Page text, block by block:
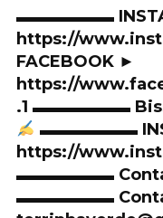
▬▬▬▬▬▬
https://
FACEBOOK ►
https://
.1 ▬▬▬▬▬▬
▬▬▬▬▬▬
https://
▬▬▬▬▬▬
▬▬▬▬▬▬